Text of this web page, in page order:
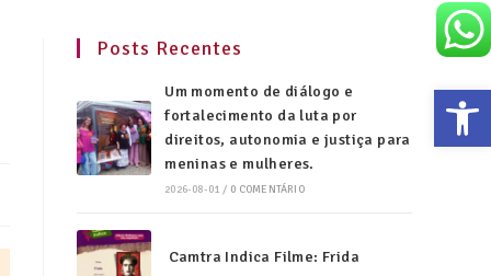
Posts Recentes
Um momento de diálogo e
fortalecimento da luta por
direitos, autonomia e justiça para
meninas e mulheres.
2026-08-01 / 0 COMENTÁRIO
Camtra Indica Filme: Frida